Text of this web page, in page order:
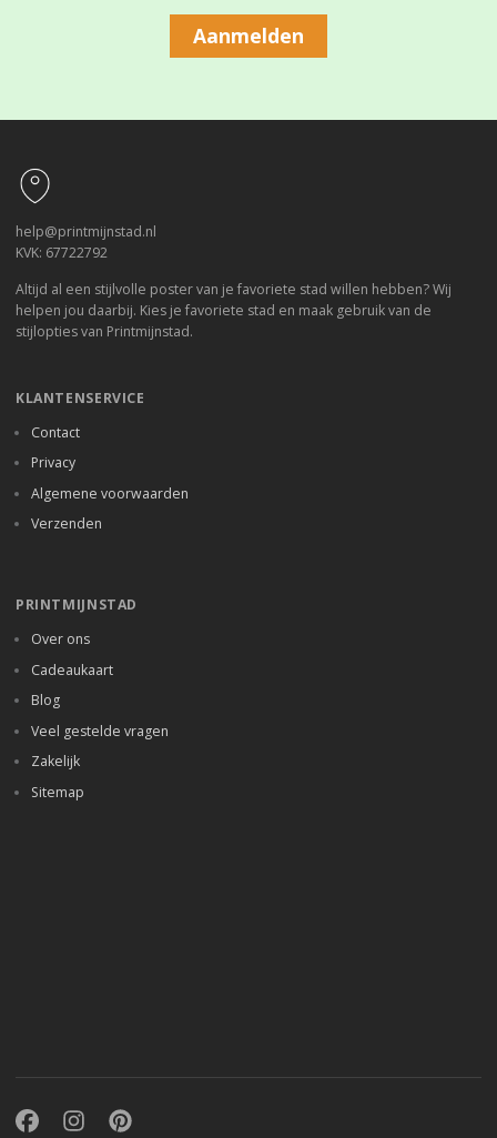
Aanmelden
help@printmijnstad.nl
KVK: 67722792
Altijd al een stijlvolle poster van je favoriete stad willen hebben? Wij
helpen jou daarbij. Kies je favoriete stad en maak gebruik van de
stijlopties van Printmijnstad.
KLANTENSERVICE
Contact
Privacy
Algemene voorwaarden
Verzenden
PRINTMIJNSTAD
Over ons
Cadeaukaart
Blog
Veel gestelde vragen
Zakelijk
Sitemap
FacebookInstagramPinterest